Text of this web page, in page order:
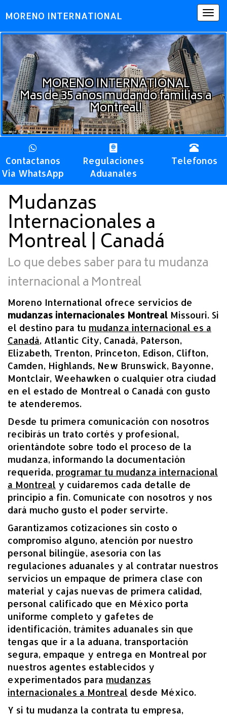
MORENO INTERNATIONAL
MORENO INTERNATIONAL
Mas de 35 años mudando familias a
Montreal!
Contactanos
Via WhatsApp
Regulaciones
Aduanales
Telefonos
Mudanzas
Internacionales a
Montreal | Canadá
Lo que debes saber para tu mudanza
internacional a Montreal
Moreno International ofrece servicios de
mudanzas internacionales Montreal Missouri. Si
el destino para tu mudanza internacional es a
Canadá, Atlantic City, Canadá, Paterson,
Elizabeth, Trenton, Princeton, Edison, Clifton,
Camden, Highlands, New Brunswick, Bayonne,
Montclair, Weehawken o cualquier otra ciudad
en el estado de Montreal o Canadá con gusto
te atenderemos.
Desde tu primera comunicación con nosotros
recibirás un trato cortés y profesional,
orientándote sobre todo el proceso de la
mudanza, informando la documentación
requerida, programar tu mudanza internacional
a Montreal y cuidaremos cada detalle de
principio a fin. Comunícate con nosotros y nos
dará mucho gusto el poder servirte.
Garantizamos cotizaciones sin costo o
compromiso alguno, atención por nuestro
personal bilingüe, asesoría con las
regulaciones aduanales y al contratar nuestros
servicios un empaque de primera clase con
material y cajas nuevas de primera calidad,
personal calificado que en México porta
uniforme completo y gafetes de
identificación, trámites aduanales sin que
tengas que ir a la aduana, transportación
segura, empaque y entrega en Montreal por
nuestros agentes establecidos y
experimentados para mudanzas
internacionales a Montreal desde México.
Y si tu mudanza la contrata tu empresa,